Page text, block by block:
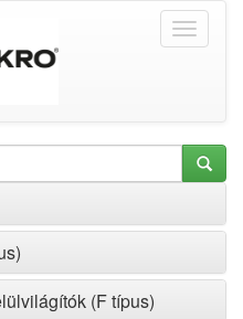
(F típus)